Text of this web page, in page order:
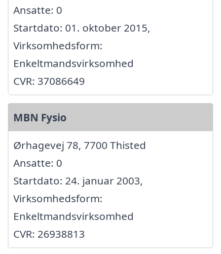
Ansatte: 0
Startdato: 01. oktober 2015,
Virksomhedsform:
Enkeltmandsvirksomhed
CVR: 37086649
MBN Fysio
Ørhagevej 78, 7700 Thisted
Ansatte: 0
Startdato: 24. januar 2003,
Virksomhedsform:
Enkeltmandsvirksomhed
CVR: 26938813